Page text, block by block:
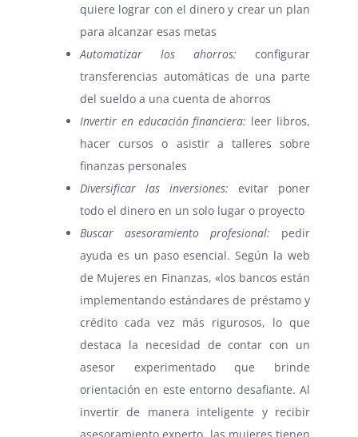
quiere lograr con el dinero y crear un plan
para alcanzar esas metas
Automatizar los ahorros: configurar
transferencias automáticas de una parte
del sueldo a una cuenta de ahorros
Invertir en educación financiera: leer libros,
hacer cursos o asistir a talleres sobre
finanzas personales
Diversificar las inversiones: evitar poner
todo el dinero en un solo lugar o proyecto
Buscar asesoramiento profesional: pedir
ayuda es un paso esencial. Según la web
de Mujeres en Finanzas, «los bancos están
implementando estándares de préstamo y
crédito cada vez más rigurosos, lo que
destaca la necesidad de contar con un
asesor experimentado que brinde
orientación en este entorno desafiante. Al
invertir de manera inteligente y recibir